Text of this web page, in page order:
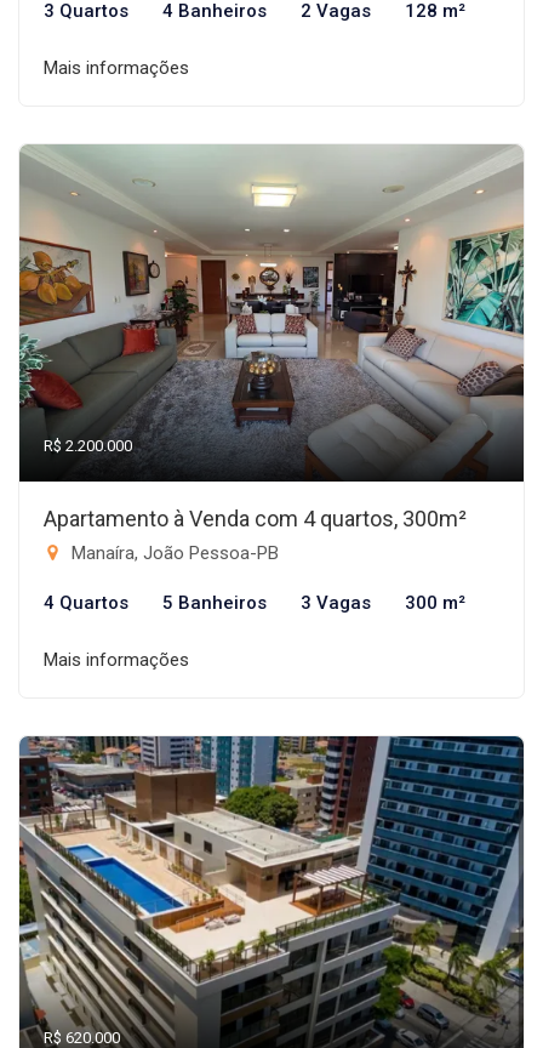
3 Quartos 4 Banheiros 2 Vagas 128 m²
Mais informações
R$ 2.200.000
Apartamento à Venda com 4 quartos, 300m²
Manaíra, João Pessoa-PB
4 Quartos 5 Banheiros 3 Vagas 300 m²
Mais informações
R$ 620.000